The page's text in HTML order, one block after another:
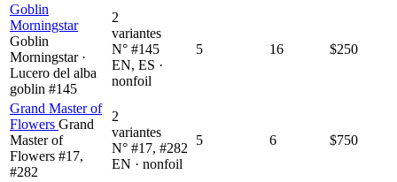
Goblin
Morningstar
Goblin
Morningstar ·
Lucero del alba
goblin #145
2
variantes
N° #145
EN, ES ·
nonfoil
5 16 $250
Grand Master of
Flowers Grand
Master of
Flowers #17,
#282
2
variantes
N° #17, #282
EN · nonfoil
5 6 $750